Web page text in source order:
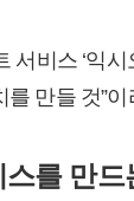
비스 ‘익
를 만들 것”
를 만드